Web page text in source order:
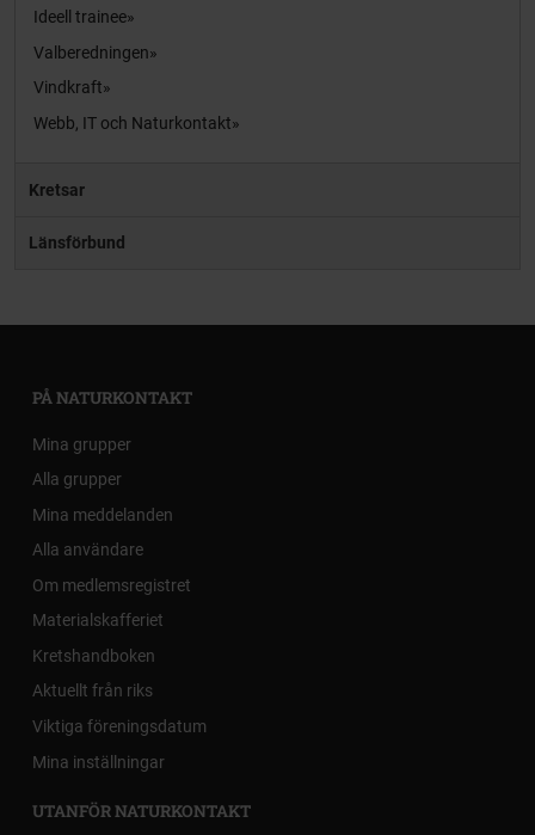
Ideell trainee
Valberedningen
Vindkraft
Webb, IT och Naturkontakt
Kretsar
Länsförbund
PÅ NATURKONTAKT
Mina grupper
Alla grupper
Mina meddelanden
Alla användare
Om medlemsregistret
Materialskafferiet
Kretshandboken
Aktuellt från riks
Viktiga föreningsdatum
Mina inställningar
UTANFÖR NATURKONTAKT